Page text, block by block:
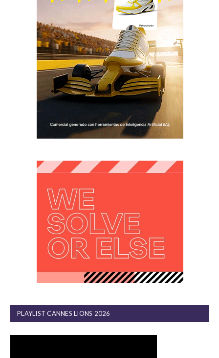
PLAYLIST CANNES LIONS 2026